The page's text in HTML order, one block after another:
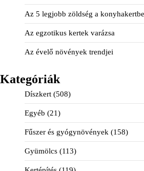
Az 5 legjobb zöldség a
Az egzotikus kertek varázsa
Az évelő növények trendjei
Kategóriák
Díszkert (508)
Egyéb (21)
Fűszer és gyógynövények (158)
Gyümölcs (113)